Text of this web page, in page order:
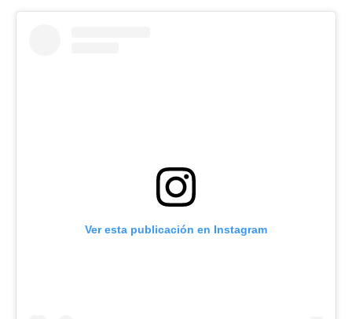
Ver esta publicación en Instagram